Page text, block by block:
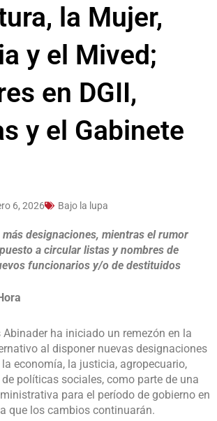
la Mujer,
y el Mived;
en DGII,
y el Gabinete
6, 2026 Bajo la lupa
más designaciones, mientras el rumor
a circular listas y nombres de
funcionarios y/o de destituidos
Abinader ha iniciado un remezón en la
al disponer nuevas designaciones
economía, la justicia, agropecuario,
políticas sociales, como parte de una
para el período de gobierno en
que los cambios continuarán.